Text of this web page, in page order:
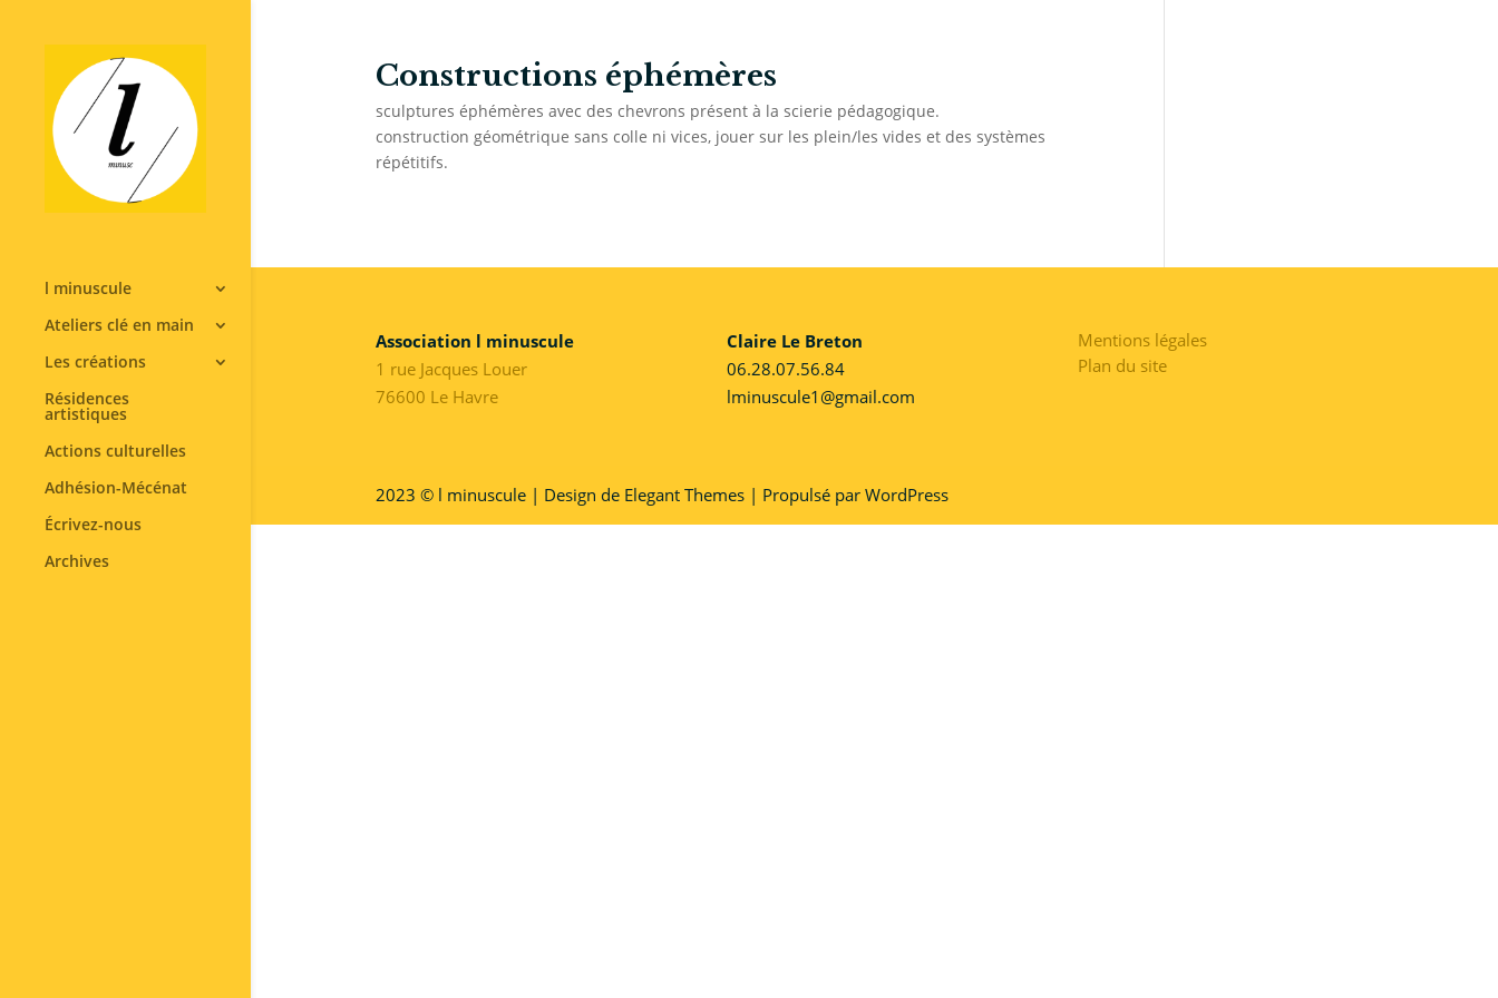
l minuscule
Ateliers clé en main
Les créations
Résidences
artistiques
Actions culturelles
Adhésion-Mécénat
Écrivez-nous
Archives
Constructions éphémères
sculptures éphémères avec des chevrons présent à la scierie pédagogique.
construction géométrique sans colle ni vices, jouer sur les plein/les vides et des systèmes
répétitifs.
Association l minuscule
1 rue Jacques Louer
76600 Le Havre
Claire Le Breton
06.28.07.56.84
lminuscule1@gmail.com
Mentions légales
Plan du site
2023 © l minuscule | Design de Elegant Themes | Propulsé par WordPress